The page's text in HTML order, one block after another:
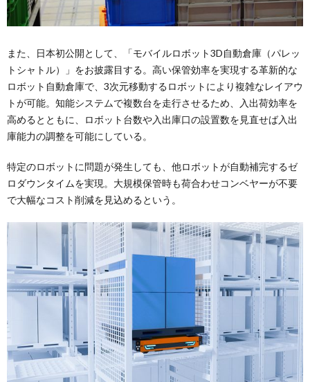
また、日本初公開として、「モバイルロボット3D自動倉庫（パレッ
トシャトル）」をお披露目する。高い保管効率を実現する革新的な
ロボット自動倉庫で、3次元移動するロボットにより複雑なレイアウ
トが可能。知能システムで複数台を走行させるため、入出荷効率を
高めるとともに、ロボット台数や入出庫口の設置数を見直せば入出
庫能力の調整を可能にしている。
特定のロボットに問題が発生しても、他ロボットが自動補完するゼ
ロダウンタイムを実現。大規模保管時も荷合わせコンベヤーが不要
で大幅なコスト削減を見込めるという。